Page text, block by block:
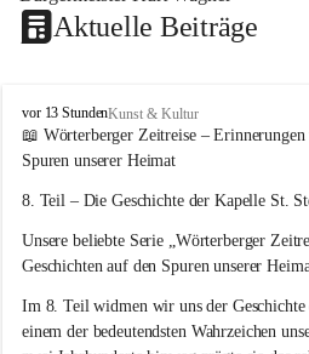
Aktuelle Beiträge
W
ö
r
e
b
e
g
vor 13 StundenKunst & Kultur
📖 Wörterberger Zeitreise – Erinnerungen
Spuren unserer Heimat
8. Teil – Die Geschichte der Kapelle St.
Unsere beliebte Serie „Wörterberger
Geschichten auf den Spuren unserer
Im 8. Teil widmen wir uns der Geschichte
einem der bedeutendsten Wahrzeichen